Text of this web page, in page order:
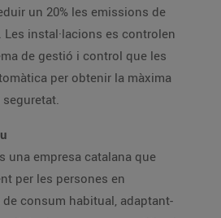
un 20% les emissions de
Les instal·lacions es controlen
de gestió i control que les
per obtenir la màxima
una empresa catalana que
per les persones en
consum habitual, adaptant-